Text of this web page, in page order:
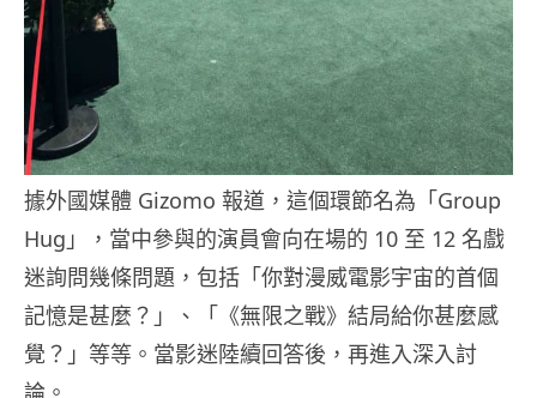
據外國媒體 Gizomo 報道，這個環節名為「Group
Hug」，當中參與的演員會向在場的 10 至 12 名戲
迷詢問幾條問題，包括「你對漫威電影宇宙的首個
記憶是甚麼？」、「《無限之戰》結局給你甚麼感
覺？」等等。當影迷陸續回答後，再進入深入討